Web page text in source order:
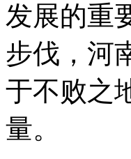
发展的重
步伐，河
于不败之
量。